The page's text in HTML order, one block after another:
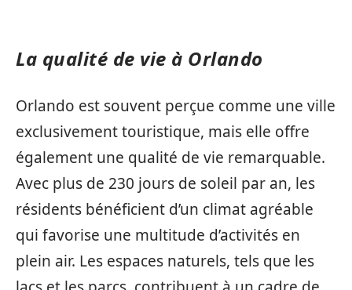
La qualité de vie à Orlando
Orlando est souvent perçue comme une ville
exclusivement touristique, mais elle offre
également une qualité de vie remarquable.
Avec plus de 230 jours de soleil par an, les
résidents bénéficient d’un climat agréable
qui favorise une multitude d’activités en
plein air. Les espaces naturels, tels que les